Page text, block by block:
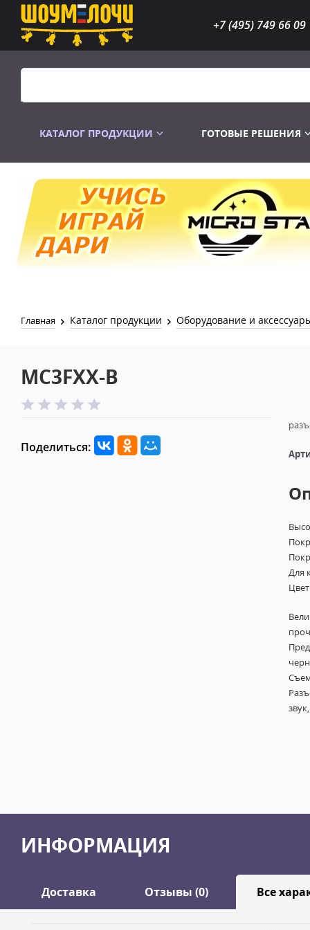
+7 (495) 749 66 09
КАТАЛОГ ПРОДУКЦИИ
Распродажа Лампы
ГОТОВЫЕ РЕШЕНИЯ
Главная Каталог продукции Оборудование и
MC3FXX-B
Поделиться:
Для
ИНФОРМАЦИЯ
Доставка Отзывы (0) Все